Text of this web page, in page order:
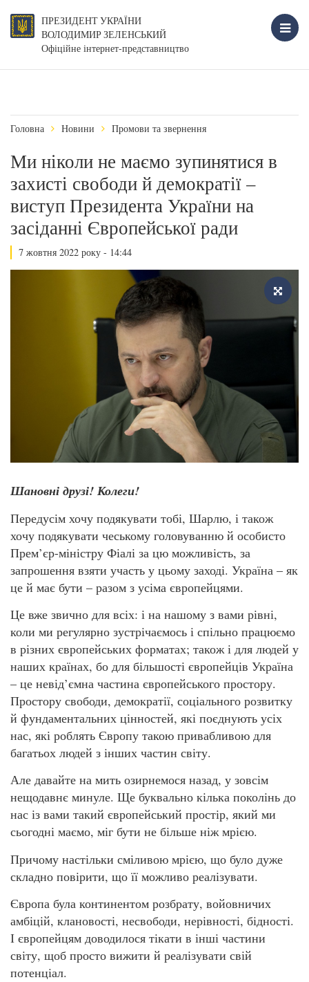
ПРЕЗИДЕНТ УКРАЇНИ
ВОЛОДИМИР ЗЕЛЕНСЬКИЙ
Офіційне інтернет-представництво
Головна Новини Промови та звернення
Ми ніколи не маємо зупинятися в
захисті свободи й демократії –
виступ Президента України на
засіданні Європейської ради
7 жовтня 2022 року - 14:44
Шановні друзі! Колеги!
Передусім хочу подякувати тобі, Шарлю, і також
хочу подякувати чеському головуванню й особисто
Прем’єр-міністру Фіалі за цю можливість, за
запрошення взяти участь у цьому заході. Україна – як
це й має бути – разом з усіма європейцями.
Це вже звично для всіх: і на нашому з вами рівні,
коли ми регулярно зустрічаємось і спільно працюємо
в різних європейських форматах; також і для людей у
наших країнах, бо для більшості європейців Україна
– це невід’ємна частина європейського простору.
Простору свободи, демократії, соціального розвитку
й фундаментальних цінностей, які поєднують усіх
нас, які роблять Європу такою привабливою для
багатьох людей з інших частин світу.
Але давайте на мить озирнемося назад, у зовсім
нещодавнє минуле. Ще буквально кілька поколінь до
нас із вами такий європейський простір, який ми
сьогодні маємо, міг бути не більше ніж мрією.
Причому настільки сміливою мрією, що було дуже
складно повірити, що її можливо реалізувати.
Європа була континентом розбрату, войовничих
амбіцій, клановості, несвободи, нерівності, бідності.
І європейцям доводилося тікати в інші частини
світу, щоб просто вижити й реалізувати свій
потенціал.